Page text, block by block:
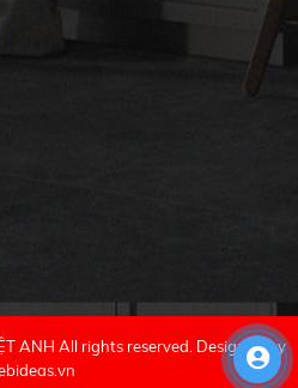
ANH All rights reserved. Designed by